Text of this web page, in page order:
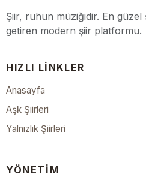
Şiir, ruhun müziğidir. En
getiren modern şiir platformu.
HIZLI LINKLER
Anasayfa
Aşk Şiirleri
Yalnızlık Şiirleri
YÖNETIM